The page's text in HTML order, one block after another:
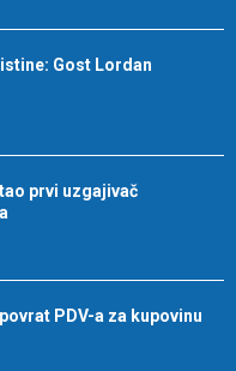
istine: Gost Lordan
prvi uzgajivač
PDV-a za kupovinu